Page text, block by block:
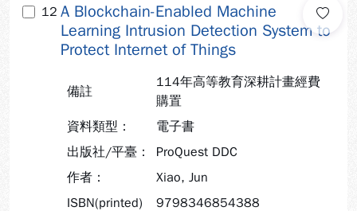
12 A Blockchain-Enabled Machine
Learning Intrusion Detection System to
Protect Internet of Things
備註
114年高等教育深耕計畫經費
購置
資料類型：
電子書
出版社/平臺：
ProQuest DDC
作者：
Xiao, Jun
ISBN(printed)
9798346854388